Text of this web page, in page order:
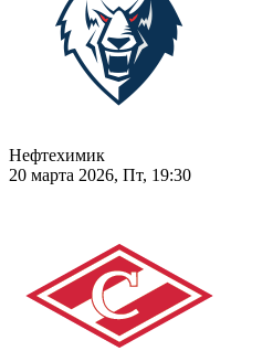
Нефтехимик
20 марта 2026, Пт, 19:30